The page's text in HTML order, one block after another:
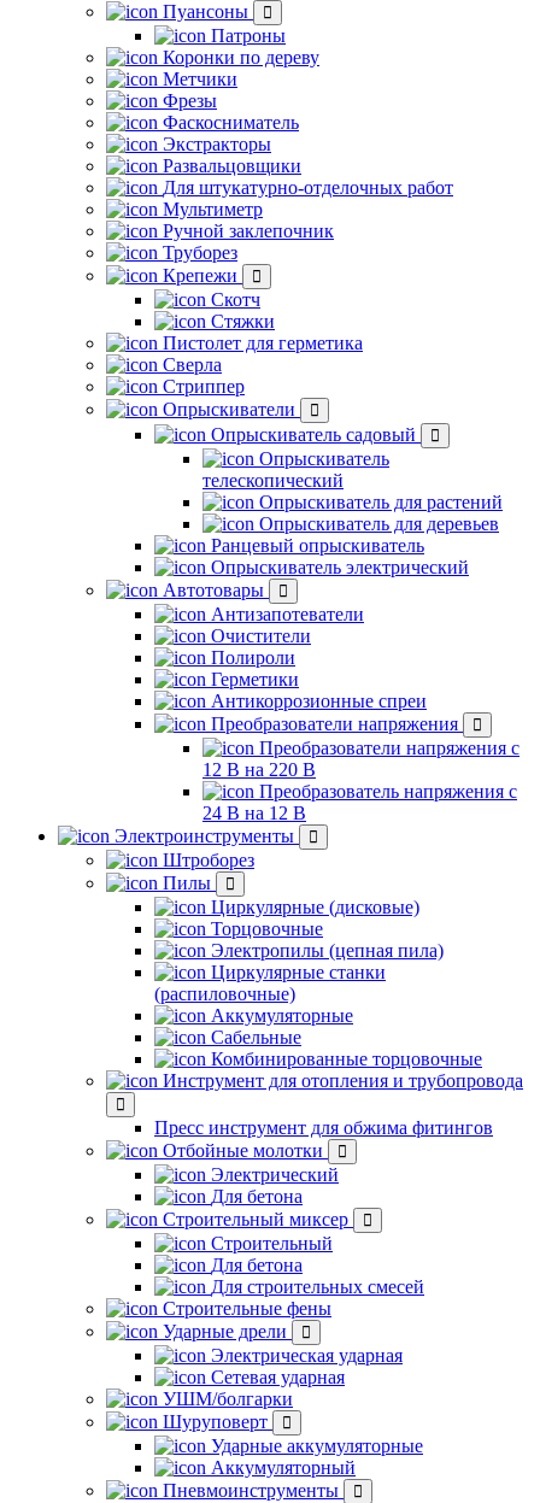
Пуансоны
Патроны
Коронки по дереву
Метчики
Фрезы
Фаскосниматель
Экстракторы
Развальцовщики
Для штукатурно-отделочных работ
Мультиметр
Ручной заклепочник
Труборез
Крепежи
Скотч
Стяжки
Пистолет для герметика
Сверла
Стриппер
Опрыскиватели
Опрыскиватель садовый
Опрыскиватель
телескопический
Опрыскиватель для растений
Опрыскиватель для деревьев
Ранцевый опрыскиватель
Опрыскиватель электрический
Автотовары
Антизапотеватели
Очистители
Полироли
Герметики
Антикоррозионные спреи
Преобразователи напряжения
Преобразователи напряжения с
12 В на 220 В
Преобразователь напряжения с
24 В на 12 В
Электроинструменты
Штроборез
Пилы
Циркулярные (дисковые)
Торцовочные
Электропилы (цепная пила)
Циркулярные станки
(распиловочные)
Аккумуляторные
Сабельные
Комбинированные торцовочные
Инструмент для отопления и трубопровода
Пресс инструмент для обжима фитингов
Отбойные молотки
Электрический
Для бетона
Строительный миксер
Строительный
Для бетона
Для строительных смесей
Строительные фены
Ударные дрели
Электрическая ударная
Сетевая ударная
УШМ/болгарки
Шуруповерт
Ударные аккумуляторные
Аккумуляторный
Пневмоинструменты